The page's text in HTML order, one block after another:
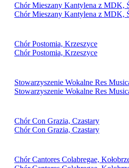
Chór Mieszany Kantylena z MDK,
Chór Mieszany Kantylena z MDK,
Chór Postomia, Krzeszyce
Chór Postomia, Krzeszyce
Stowarzyszenie Wokalne Res
Stowarzyszenie Wokalne Res
Chór Con Grazia, Czastary
Chór Con Grazia, Czastary
Chór Cantores Colabregae,